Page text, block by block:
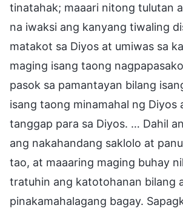
tinatahak; maaari nitong tulutan
na iwaksi ang kanyang tiwaling
matakot sa Diyos at umiwas sa
maging isang taong
pasok sa pamantayan bilang
isang taong minamahal ng Diyos
tanggap para sa Diyos. … Dahil
ang nakahandang saklolo at
tao, at maaaring maging buhay
tratuhin ang katotohanan bilang
pinakamahalagang bagay.